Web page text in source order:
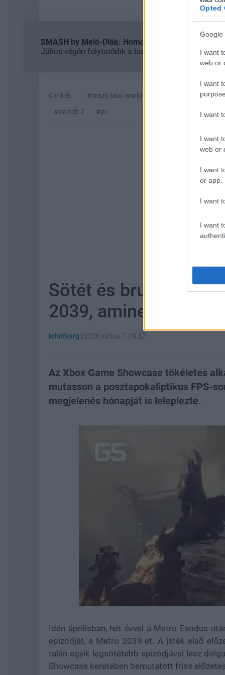
Opted
Google
I want
web or
I want
I want
I want
web or
I want
or app.
I want
I want
SMASH by Meló-Diák: Homok, zene és a nyár
Július végén folytatódik a balatoni strandröplabda-
Címkék: #crazy taxi: world tour #crazy taxi
#switch 2
#pc
Sötét és brutális új
2039, aminek már a
kristfvarg | 2026 június 7. 19:57
Az Xbox Game Showcase tökéletes
mutasson a posztapokaliptikus FPS-
megjelenés hónapját is leleplezte.
21.86%
Idén áprilisban, hét évvel a Metro Exodus
epizódját, a Metro 2039-et. A játék első
talán egyik legsötétebb epizódjával lesz
Showcase keretében bemutatott friss